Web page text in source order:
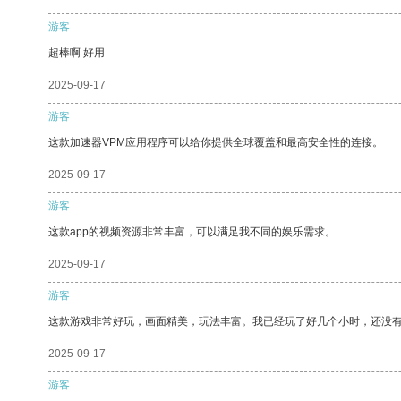
游客
超棒啊 好用
2025-09-17
游客
这款加速器VPM应用程序可以给你提供全球覆盖和最高安全性的连接。
2025-09-17
游客
这款app的视频资源非常丰富，可以满足我不同的娱乐需求。
2025-09-17
游客
这款游戏非常好玩，画面精美，玩法丰富。我已经玩了好几个小时，还没
2025-09-17
游客